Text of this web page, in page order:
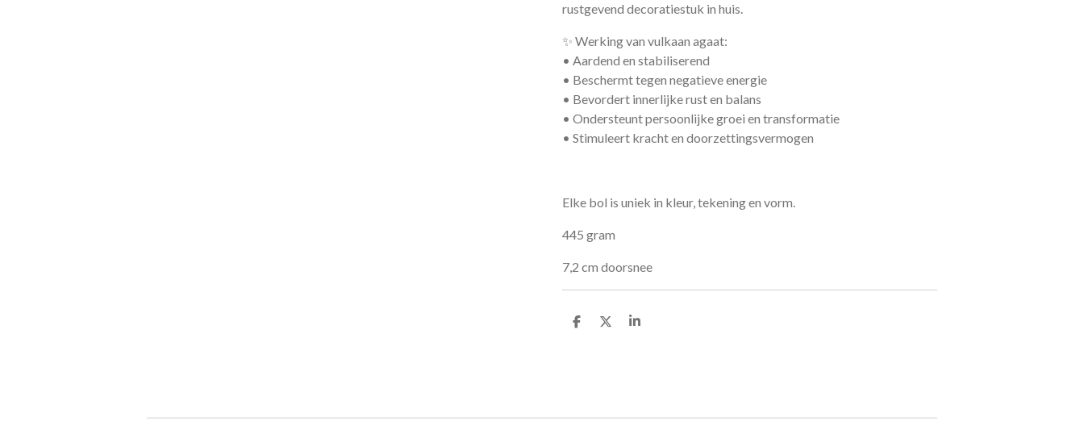
rustgevend decoratiestuk in huis.
✨ Werking van vulkaan agaat:
• Aardend en stabiliserend
• Beschermt tegen negatieve energie
• Bevordert innerlijke rust en balans
• Ondersteunt persoonlijke groei en transformatie
• Stimuleert kracht en doorzettingsvermogen
Elke bol is uniek in kleur, tekening en vorm.
445 gram
7,2 cm doorsnee
D
D
S